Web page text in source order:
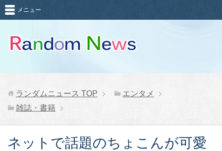
メニュー
ランダムニュース TOP
エンタメ
雑誌・書籍
ネットで話題のちょこんが可愛